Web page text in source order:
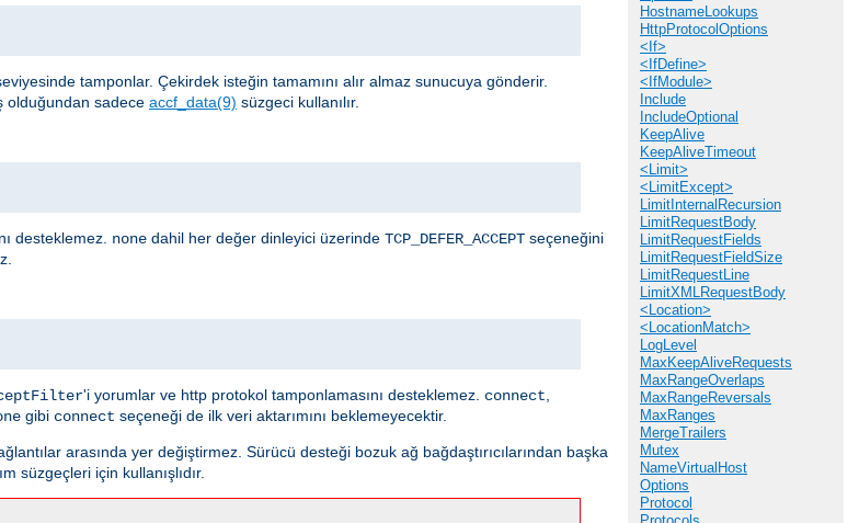
HostnameLookups
HttpProtocolOptions
<If>
<IfDefine>
<IfModule>
Include
IncludeOptional
KeepAlive
KeepAliveTimeout
<Limit>
<LimitExcept>
LimitInternalRecursion
LimitRequestBody
LimitRequestFields
LimitRequestFieldSize
LimitRequestLine
LimitXMLRequestBody
<Location>
<LocationMatch>
LogLevel
MaxKeepAliveRequests
MaxRangeOverlaps
MaxRangeReversals
MaxRanges
MergeTrailers
Mutex
NameVirtualHost
Options
Protocol
tamponlar. Çekirdek isteğin tamamını alır almaz sunucuya gönderir.
olduğundan sadece accf_data(9) süzgeci kullanılır.
desteklemez. none dahil her değer dinleyici üzerinde TCP_DEFER_ACCEPT seçeneğini
'i yorumlar ve http protokol tamponlamasını desteklemez. connect
gibi connect seçeneği de ilk veri aktarımını beklemeyecektir.
arasında yer değiştirmez. Sürücü desteği bozuk ağ bağdaştırıcılarından başka
süzgeçleri için kullanışlıdır.